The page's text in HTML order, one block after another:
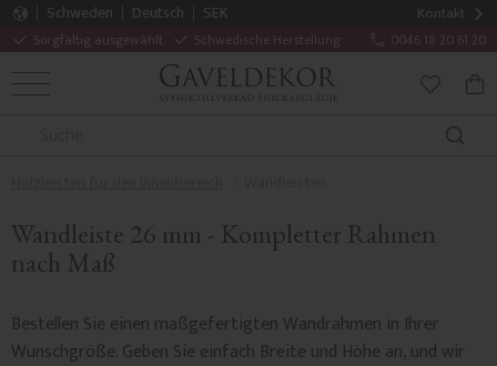
Kontakt
Sorgfältig ausgewählt Schwedische Herstellung 0046 18 20 61 20
Schweden Deutsch
SEK
MENÜ
Wandleiste 26 mm - Kompletter Rahmen
nach Maß
Bestellen Sie einen maßgefertigten Wandrahmen in Ihrer
Wunschgröße. Geben Sie einfach Breite und Höhe an, und wir